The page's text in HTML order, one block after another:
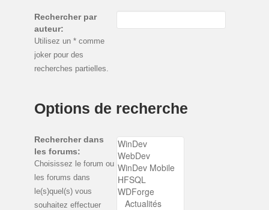
Rechercher par
auteur:
Utilisez un * comme
joker pour des
recherches partielles.
Options de recherche
Rechercher dans
les forums:
Choisissez le forum ou
les forums dans
le(s)quel(s) vous
souhaitez effectuer